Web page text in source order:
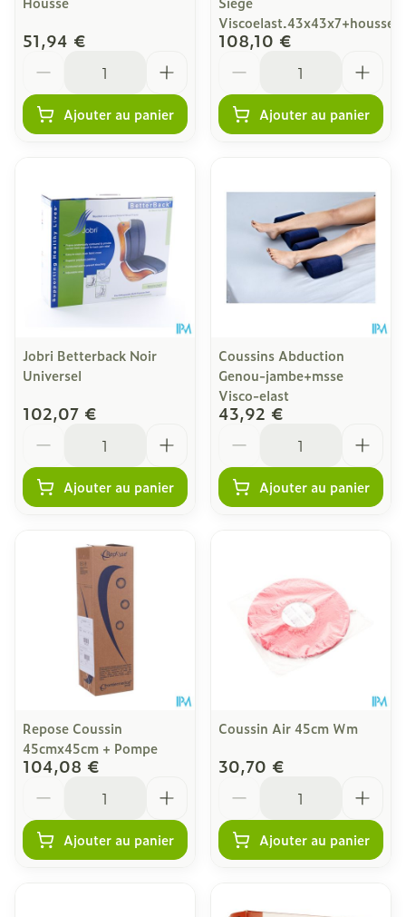
51,94 €
Ajouter au panier
Viscoelast.43x43x7+housse
108,10 €
Ajouter au panier
Jobri Betterback Noir
Universel
102,07 €
Ajouter au panier
Coussins Abduction
Genou-jambe+msse
Visco-elast
43,92 €
Ajouter au panier
Repose Coussin
45cmx45cm + Pompe
104,08 €
Ajouter au panier
Coussin Air 45cm Wm
30,70 €
Ajouter au panier